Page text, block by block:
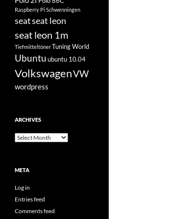
Raspberry Pi Schwenningen
seatseat leon
seat leon 1m
TiefmitteltönerTuning World
Ubuntuubuntu 10.04
VolkswagenVW
wordpress
ARCHIVES
Archives
META
Log in
Entries feed
Comments feed